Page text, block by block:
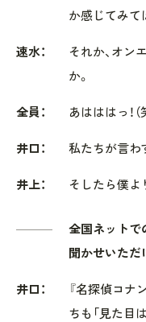
か感じてみて
速水：
それか、オン
か。
全員： あはははっ！（
井口： 私たちが言わ
井上： そしたら僕よ
全国ネットで
聞かせいただ
井口：
『名探偵コナ
ちも「見た目